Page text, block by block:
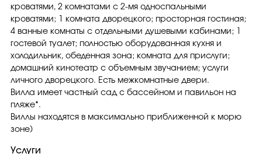
кроватями, 2 комнатами с 2-мя односпальными
кроватями; 1 комната дворецкого; просторная гостиная;
4 ванные комнаты с отдельными душевыми кабинами; 1
гостевой туалет; полностью оборудованная кухня и
холодильник, обеденная зона; комната для прислуги;
домашний кинотеатр с объемным звучанием; услуги
личного дворецкого. Есть межкомнатные двери.
Вилла имеет частный сад с бассейном и павильон на
пляже*.
Виллы находятся в максимально приближенной к морю
зоне)
Услуги